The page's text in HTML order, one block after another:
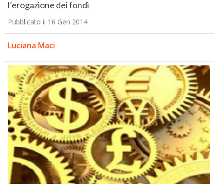
l’erogazione dei fondi
Pubblicato il 16 Gen 2014
Luciana Maci